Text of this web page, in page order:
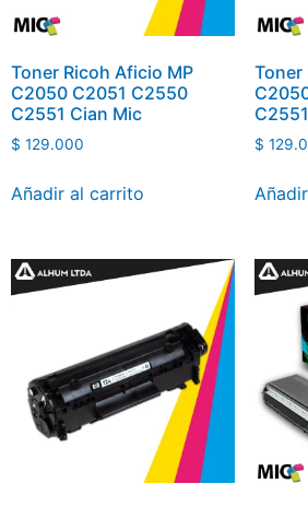
Toner Ricoh Aficio MP
C2050 C2051 C2550
C2551 Cian Mic
$ 129.000
Añadir al carrito
Toner
$